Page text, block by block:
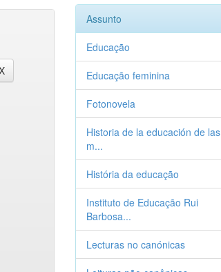
Assunto
Educação
Educação feminina
Fotonovela
Historia de la educación de las
m...
História da educação
Instituto de Educação Rui
Barbosa...
Lecturas no canónicas